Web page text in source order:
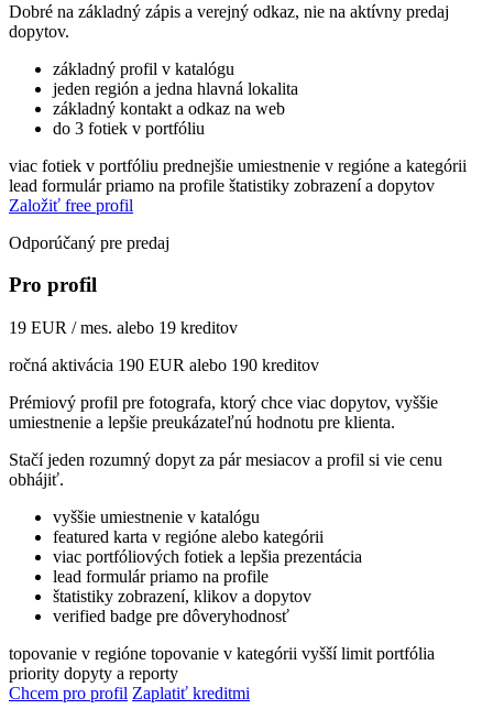
Dobré na základný zápis a verejný odkaz, nie na aktívny predaj
dopytov.
základný profil v katalógu
jeden región a jedna hlavná lokalita
základný kontakt a odkaz na web
do 3 fotiek v portfóliu
viac fotiek v portfóliu prednejšie umiestnenie v regióne a kategórii
lead formulár priamo na profile štatistiky zobrazení a dopytov
Založiť free profil
Odporúčaný pre predaj
Pro profil
19 EUR / mes. alebo 19 kreditov
ročná aktivácia 190 EUR alebo 190 kreditov
Prémiový profil pre fotografa, ktorý chce viac dopytov, vyššie
umiestnenie a lepšie preukázateľnú hodnotu pre klienta.
Stačí jeden rozumný dopyt za pár mesiacov a profil si vie cenu
obhájiť.
vyššie umiestnenie v katalógu
featured karta v regióne alebo kategórii
viac portfóliových fotiek a lepšia prezentácia
lead formulár priamo na profile
štatistiky zobrazení, klikov a dopytov
verified badge pre dôveryhodnosť
topovanie v regióne topovanie v kategórii vyšší limit portfólia
priority dopyty a reporty
Chcem pro profil Zaplatiť kreditmi